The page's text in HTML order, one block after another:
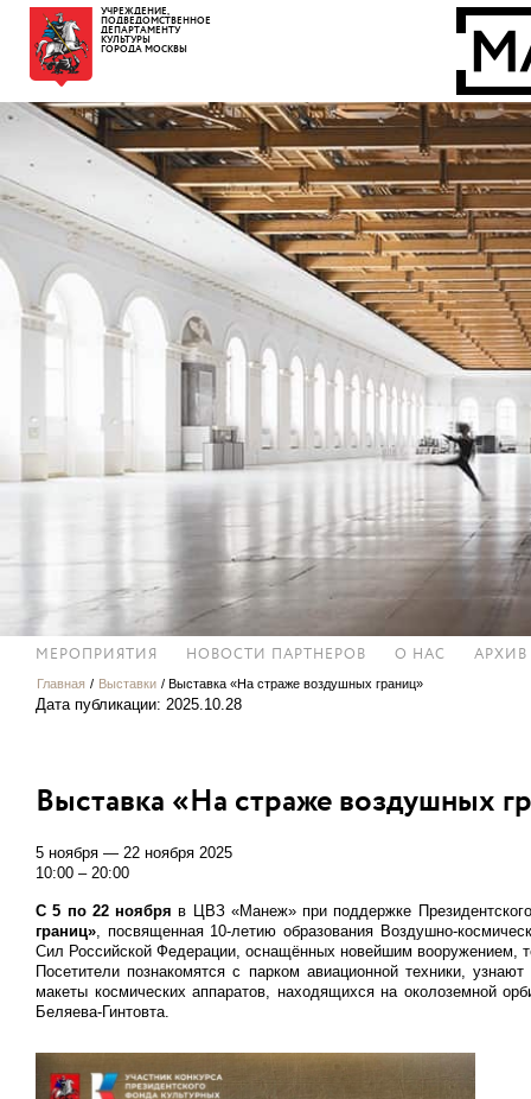
УЧРЕЖДЕНИЕ,
ПОДВЕДОМСТВЕННОЕ
ДЕПАРТАМЕНТУ
КУЛЬТУРЫ
ГОРОДА МОСКВЫ
МЕРОПРИЯТИЯ НОВОСТИ ПАРТНЕРОВ О НАС АРХИВ
Главная / Выставки / Выставка «На страже воздушных границ»
Дата публикации: 2025.10.28
Выставка «На страже воздушных
5 ноября — 22 ноября 2025
10:00 – 20:00
С 5 по 22 ноября в ЦВЗ «Манеж» при поддержке
границ», посвященная 10-летию образования Воздушно-
Сил Российской Федерации, оснащённых новейшим вооружением,
Посетители познакомятся с парком авиационной техники,
макеты космических аппаратов, находящихся на околоземной
Беляева-Гинтовта.